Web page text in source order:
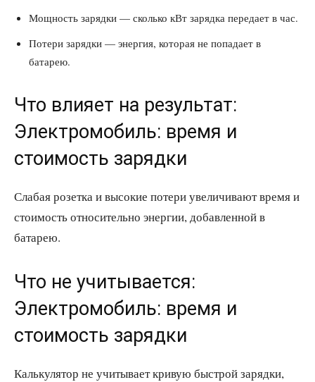
Мощность зарядки — сколько кВт зарядка передает в час.
Потери зарядки — энергия, которая не попадает в
батарею.
Что влияет на результат:
Электромобиль: время и
стоимость зарядки
Слабая розетка и высокие потери увеличивают время и
стоимость относительно энергии, добавленной в
батарею.
Что не учитывается:
Электромобиль: время и
стоимость зарядки
Калькулятор не учитывает кривую быстрой зарядки,